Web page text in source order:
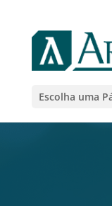
Escolha uma